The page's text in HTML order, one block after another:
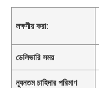
লক্ষণীয় করা:
ডেলিভারি সময়
ন্যূনতম চাহিদার পরিমাণ